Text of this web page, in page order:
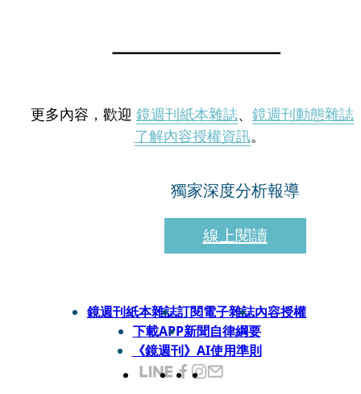
更多內容，歡迎 鏡週刊紙本雜誌、 鏡週刊動態雜誌
了解內容授權資訊。
獨家深度分析報導
線上閱讀
鏡週刊紙本雜誌訂閱電子雜誌內容授權
下載APP新聞自律綱要
《鏡週刊》AI使用準則